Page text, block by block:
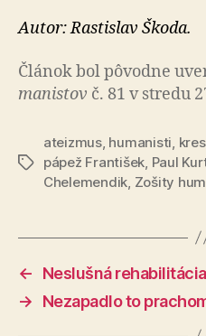
Autor: Rastislav Škoda.
Článok bol pô­vod­ne
ma­nis­tov č. 81 v stredu
Značky
ateizmus, humanisti
pápež František Paul
Chelemendik Zošity
←
Neslušná
→
Nezapadlo to